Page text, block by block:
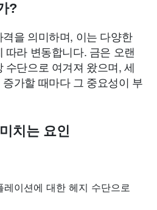
?
을 의미하며, 이는 다양한
따라 변동합니다. 금은 오랜
수단으로 여겨져 왔으며, 세
가할 때마다 그 중요성이 부
치는 요인
레이션에 대한 헤지 수단으로